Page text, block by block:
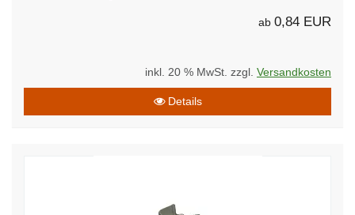
ab 0,84 EUR
inkl. 20 % MwSt. zzgl. Versandkosten
Details